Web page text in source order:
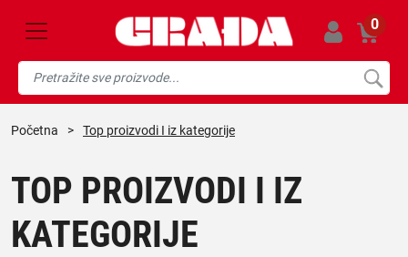
0
početna > Top proizvodi I iz kategorije
TOP PROIZVODI I IZ
KATEGORIJE